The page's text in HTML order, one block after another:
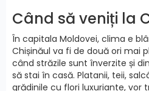
Când să veniți la
În capitala Moldovei, clima e
Chișinăul va fi de două ori mai
când străzile sunt înverzite și
să stai în casă. Platanii, teii,
grădinile cu flori luxuriante,